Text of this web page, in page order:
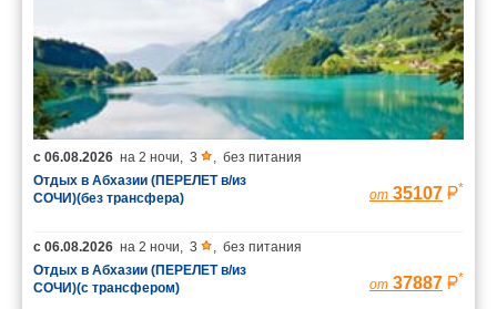
с 06.08.2026 на 2 ночи, 3 , без питания
Отдых в Абхазии (ПЕРЕЛЕТ в/из
СОЧИ)(без трансфера)
от 35107 *
с 06.08.2026 на 2 ночи, 3 , без питания
Отдых в Абхазии (ПЕРЕЛЕТ в/из
СОЧИ)(с трансфером)
от 37887 *